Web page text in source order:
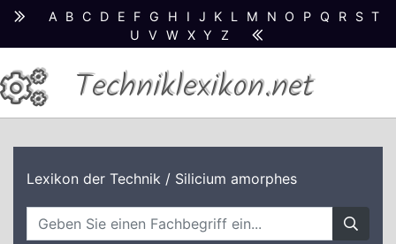
A B C D E F G H I J K L M N O P Q R S T
U
V W X Y Z
Techniklexikon.net
Lexikon der Technik / Silicium amorphes